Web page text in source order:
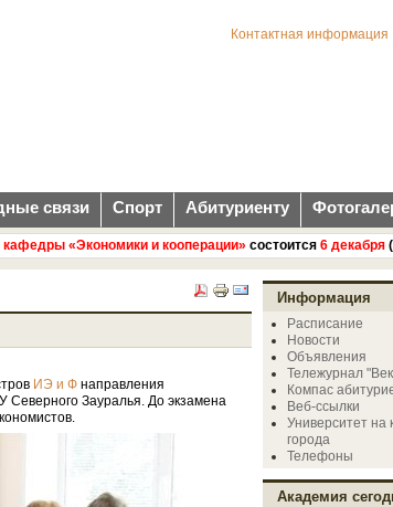
Контактная информация
связи Спорт Абитуриенту
«Экономики и кооперации»состоится6 декабря
ИЭ и Ф направления
Зауралья. До экзамена
Информация
Расписание
Новости
Объявления
Тележурнал
Компас
Веб-ссылки
Университет на
города
Телефоны
Академия